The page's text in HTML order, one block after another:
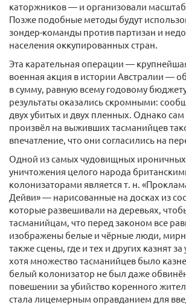
каторжников — и организовали
Позже подобные методы будут
зондер-команды против партизан и
населения оккупированных стран.
Эта карательная операции —
военная акция в истории Австралии —
в сумму, равную всему годовому
результаты оказались скромными:
двух убитых и двух пленных. Однако
произвёл на выживших тасманийцев
впечатление, что они согласились на
Одной из самых чудовищных ироничных
уничтожения целого народа
колонизаторами является т. н.
Дейви» — нарисованные на досках из
которые развешивали на деревьях,
тасманийцам, что перед законом все
изображены белые и чёрные люди,
также сцены, где и тех и других казнят
хотя множество тасманийцев было
белый колонизатор не был даже
повешении за убийство коренного
стала лицемерным оправданием для